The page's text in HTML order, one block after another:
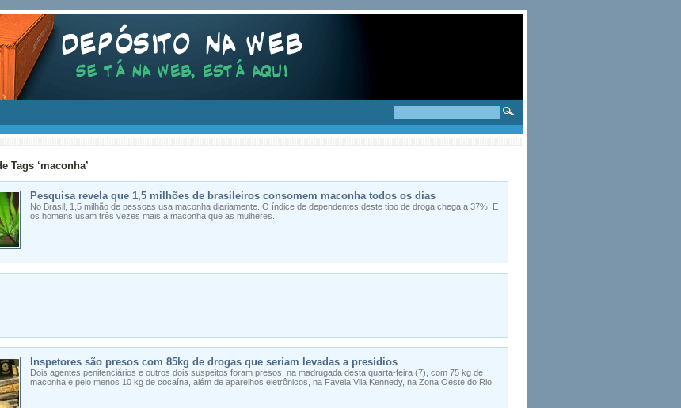
Tags ‘maconha’
Pesquisa revela que 1,5 milhões de brasileiros consomem maconha todos os dias
No Brasil, 1,5 milhão de pessoas usa maconha diariamente. O índice de dependentes deste tipo de droga chega a 37%. E
os homens usam três vezes mais a maconha que as mulheres.
Inspetores são presos com 85kg de drogas que seriam levadas a presídios
Dois agentes penitenciários e outros dois suspeitos foram presos, na madrugada desta quarta-feira (7), com 75 kg de
maconha e pelo menos 10 kg de cocaína, além de aparelhos eletrônicos, na Favela Vila Kennedy, na Zona Oeste do Rio.